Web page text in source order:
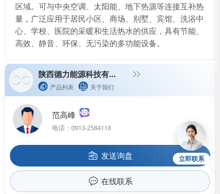
区域。可与中央空调、太阳能、地下热源等连接互补热
量，广泛应用于居民小区、商场、别墅、宾馆、洗浴中
心、学校、医院的采暖和生活热水的供应，具有节能、
高效、静音、环保、无污染的多功能设备。
陕西德力能源科技有限公司
产品列表 关于我们
范高峰
电话：0913-2584118
发送询盘
在线联系
立即联系